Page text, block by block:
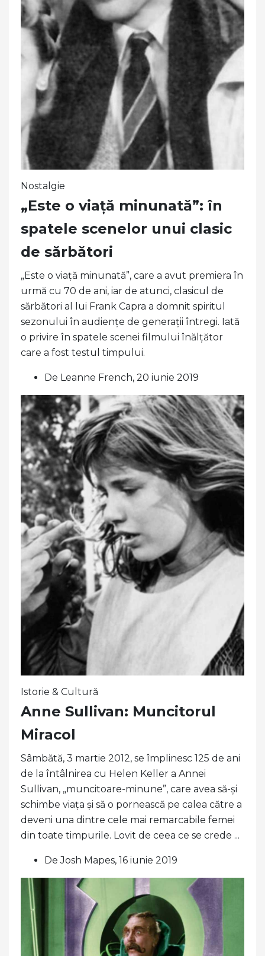
Nostalgie
„Este o viață minunată”: în
spatele scenelor unui clasic
de sărbători
„Este o viață minunată”, care a avut premiera în
urmă cu 70 de ani, iar de atunci, clasicul de
sărbători al lui Frank Capra a domnit spiritul
sezonului în audiențe de generații întregi. Iată
o privire în spatele scenei filmului înălțător
care a fost testul timpului.
De Leanne French, 20 iunie 2019
Istorie & Cultură
Anne Sullivan: Muncitorul
Miracol
Sâmbătă, 3 martie 2012, se împlinesc 125 de ani
de la întâlnirea cu Helen Keller a Annei
Sullivan, „muncitoare-minune”, care avea să-și
schimbe viața și să o pornească pe calea către a
deveni una dintre cele mai remarcabile femei
din toate timpurile. Lovit de ceea ce se crede ...
De Josh Mapes, 16 iunie 2019